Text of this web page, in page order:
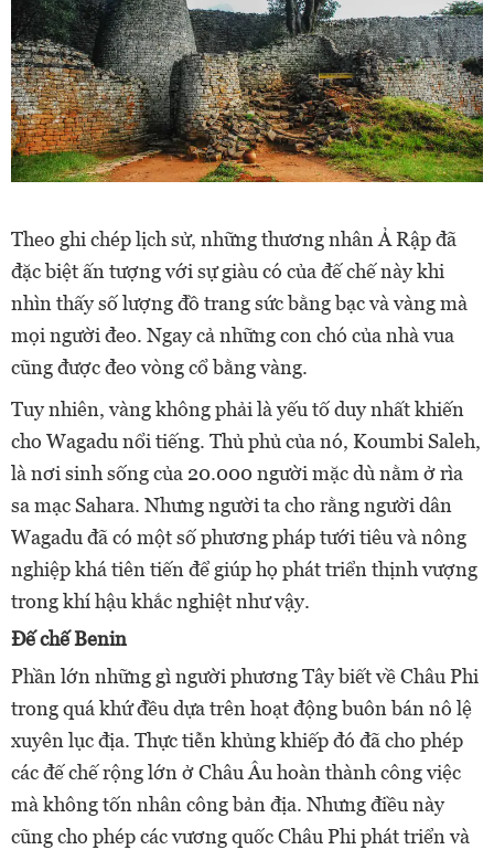
Theo ghi chép lịch sử, những thương nhân Ả Rập đã
đặc biệt ấn tượng với sự giàu có của đế chế này khi
nhìn thấy số lượng đồ trang sức bằng bạc và vàng mà
mọi người đeo. Ngay cả những con chó của nhà vua
cũng được đeo vòng cổ bằng vàng.
Tuy nhiên, vàng không phải là yếu tố duy nhất khiến
cho Wagadu nổi tiếng. Thủ phủ của nó, Koumbi Saleh,
là nơi sinh sống của 20.000 người mặc dù nằm ở rìa
sa mạc Sahara. Nhưng người ta cho rằng người dân
Wagadu đã có một số phương pháp tưới tiêu và nông
nghiệp khá tiên tiến để giúp họ phát triển thịnh vượng
trong khí hậu khắc nghiệt như vậy.
Đế chế Benin
Phần lớn những gì người phương Tây biết về Châu Phi
trong quá khứ đều dựa trên hoạt động buôn bán nô lệ
xuyên lục địa. Thực tiễn khủng khiếp đó đã cho phép
các đế chế rộng lớn ở Châu Âu hoàn thành công việc
mà không tốn nhân công bản địa. Nhưng điều này
cũng cho phép các vương quốc Châu Phi phát triển và